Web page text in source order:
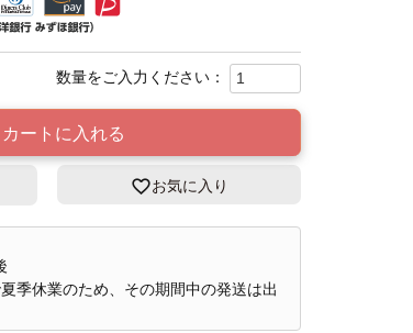
カートに入れる
お気に入り
季休業のため、その期間中の発送は出